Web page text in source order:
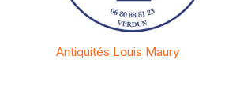
Antiquités Louis Maury